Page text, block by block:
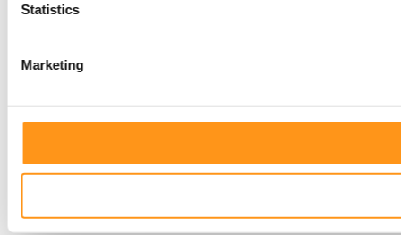
Statistics
Marketing